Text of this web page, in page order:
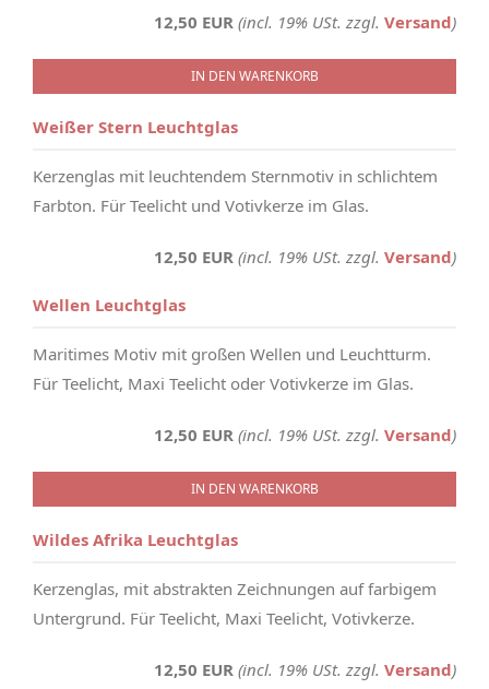
12,50 EUR (incl. 19% USt. zzgl. Versand)
IN DEN WARENKORB
Weißer Stern Leuchtglas
Kerzenglas mit leuchtendem Sternmotiv in schlichtem
Farbton. Für Teelicht und Votivkerze im Glas.
12,50 EUR (incl. 19% USt. zzgl. Versand)
Wellen Leuchtglas
Maritimes Motiv mit großen Wellen und Leuchtturm.
Für Teelicht, Maxi Teelicht oder Votivkerze im Glas.
12,50 EUR (incl. 19% USt. zzgl. Versand)
IN DEN WARENKORB
Wildes Afrika Leuchtglas
Kerzenglas, mit abstrakten Zeichnungen auf farbigem
Untergrund. Für Teelicht, Maxi Teelicht, Votivkerze.
12,50 EUR (incl. 19% USt. zzgl. Versand)